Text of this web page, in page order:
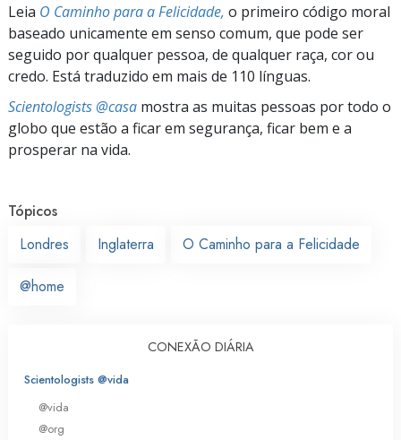
Leia O Caminho para a Felicidade, o primeiro código moral
baseado unicamente em senso comum, que pode ser
seguido por qualquer pessoa, de qualquer raça, cor ou
credo. Está traduzido em mais de 110 línguas.
Scientologists @casa mostra as muitas pessoas por todo o
globo que estão a ficar em segurança, ficar bem e a
prosperar na vida.
Tópicos
Londres
Inglaterra O Caminho para a Felicidade
@home
CONEXÃO DIÁRIA
Scientologists @vida
@vida
@org